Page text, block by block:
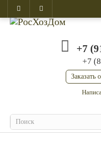
+7
+7
Заказать